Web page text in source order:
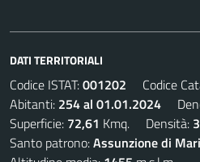
DATI TERRITORIALI
Codice ISTAT:001202 Codice
Abitanti: 254 al 01.01.2024
Superficie: 72,61 Kmq. Densità: 3
Santo patrono:Assunzione di